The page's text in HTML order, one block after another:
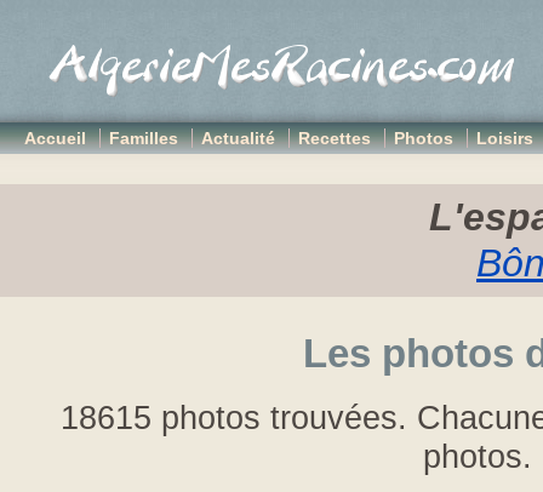
Accueil Familles Actualité Recettes Photos Loisirs
Les photos
18615 photos trouvées.
photos.